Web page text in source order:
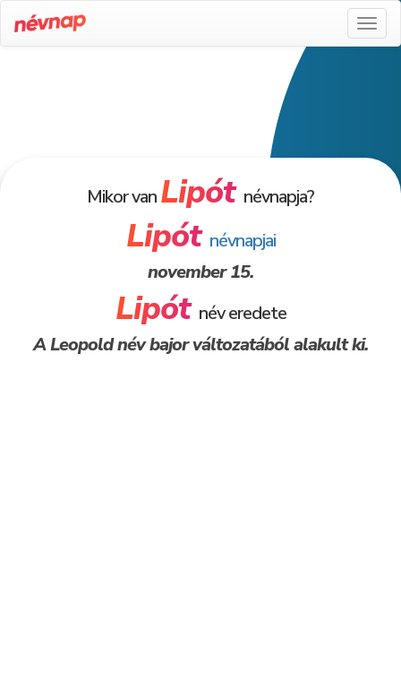
Mikor vanLipót névnapja?
Lipót névnapjai
november 15.
Lipót név eredete
A Leopold név bajor változatából alakult ki.